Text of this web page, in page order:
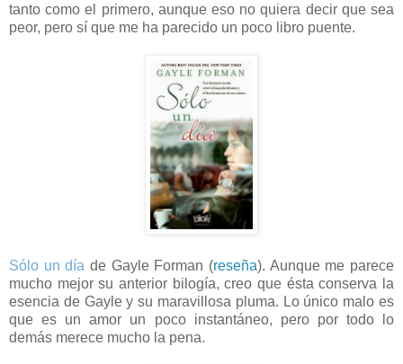
tanto como el primero, aunque eso no quiera decir que sea
peor, pero sí que me ha parecido un poco libro puente.
Sólo un día de Gayle Forman (reseña). Aunque me parece
mucho mejor su anterior bilogía, creo que ésta conserva la
esencia de Gayle y su maravillosa pluma. Lo único malo es
que es un amor un poco instantáneo, pero por todo lo
demás merece mucho la pena.